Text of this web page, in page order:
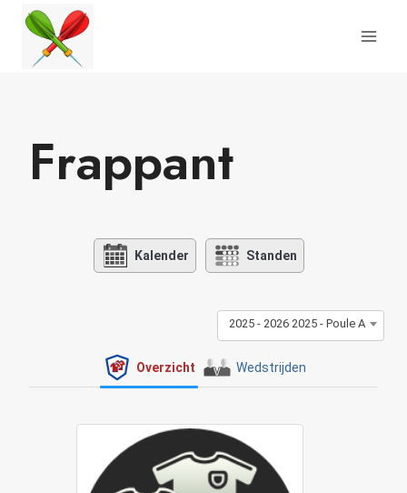
Doorgaan
naar
inhoud
Frappant
Kalender Standen
2025 - 2026 2025 - Poule A
Overzicht Wedstrijden